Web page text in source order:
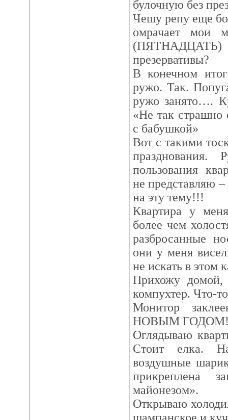
булочную без
Чешу репу еще
омрачает мои
презервативы?
В конечном
ружо. Так.
ружо занято….
«Не так страшно
с бабушкой»
Вот с такими
празднования.
пользования
не представляю
на эту тему!!!
Квартира у
более чем
разбросанные
они у меня
не искать в этом
Прихожу домой,
компухтер. Что-
Монитор
НОВЫМ
Оглядываю
Стоит елка.
воздушные
прикреплена
майонезом».
Открываю